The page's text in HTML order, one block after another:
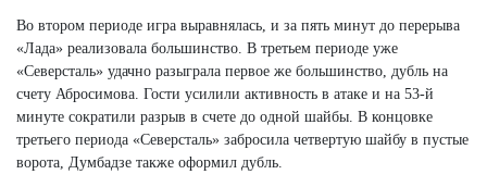
Во втором периоде игра выравнялась, и за пять минут до перерыва
«Лада» реализовала большинство. В третьем периоде уже
«Северсталь» удачно разыграла первое же большинство, дубль на
счету Абросимова. Гости усилили активность в атаке и на 53-й
минуте сократили разрыв в счете до одной шайбы. В концовке
третьего периода «Северсталь» забросила четвертую шайбу в пустые
ворота, Думбадзе также оформил дубль.